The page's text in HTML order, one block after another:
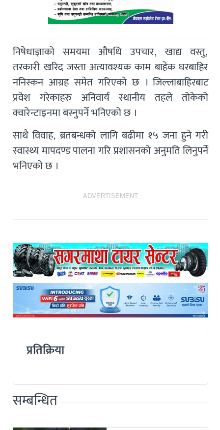
निषेधाज्ञाको समयमा औषधि उपचार, खाद्य वस्तु,
तरकारी खरिद जस्ता अत्यावश्यक काम बाहेक घरबाहिर
ननिस्कन आग्रह समेत गरिएको छ । जिल्लाबाहिरबाट
प्रवेश गरेकाहरु अनिवार्य स्थानीय तहले तोकेको
क्वारेन्टाइनमा बस्नुपर्ने भनिएको छ ।
साथै विवाह, ब्रतबन्धको लागि बढीमा १५ जना हुने गरी
स्वास्थ्य मापदण्ड पालना गरि प्रशासनको अनुमति लिनुपर्ने
भनिएको छ ।
ADVERTISEMENT
प्रतिक्रिया
सम्बन्धित